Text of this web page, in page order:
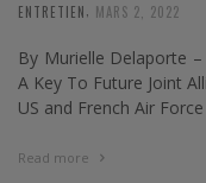
ENTRETIEN MARS 2, 2022
By Murielle Delaporte
A Key To Future Joint
US and French Air
Read more